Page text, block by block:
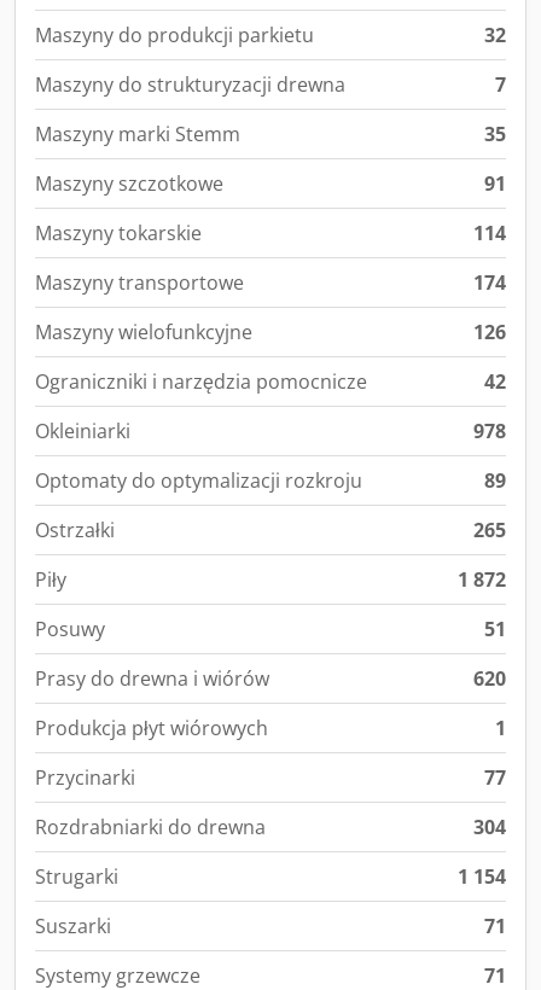
Maszyny do produkcji parkietu
32
Maszyny do strukturyzacji drewna
7
Maszyny marki Stemm
35
Maszyny szczotkowe
91
Maszyny tokarskie
114
Maszyny transportowe
174
Maszyny wielofunkcyjne
126
Ograniczniki i narzędzia pomocnicze
42
Okleiniarki
978
Optomaty do optymalizacji rozkroju
89
Ostrzałki
265
Piły
1 872
Posuwy
51
Prasy do drewna i wiórów
620
Produkcja płyt wiórowych
1
Przycinarki
77
Rozdrabniarki do drewna
304
Strugarki
1 154
Suszarki
71
Systemy grzewcze
71